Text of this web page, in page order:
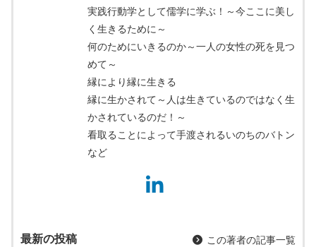
実践行動学として儒学に学ぶ！～今ここに美し
く生きるために～
何のためにいきるのか～一人の女性の死を見つ
めて～
縁により縁に生きる
縁に生かされて～人は生きているのではなく生
かされているのだ！～
看取ることによって手渡されるいのちのバトン
など
最新の投稿 この著者の記事一覧